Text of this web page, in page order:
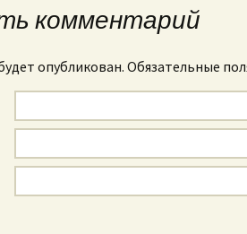
комментарий
опубликован. Обязательные